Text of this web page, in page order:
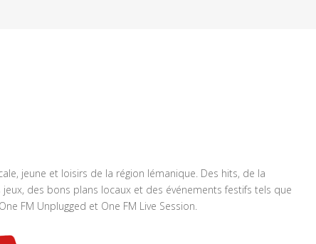
jeune et loisirs de la région lémanique. Des hits, de la
des bons plans locaux et des événements festifs tels que
FM Unplugged et One FM Live Session.